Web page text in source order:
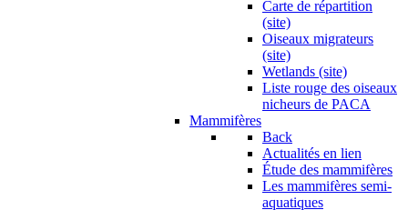
Carte de répartition
(site)
Oiseaux migrateurs
(site)
Wetlands (site)
Liste rouge des oiseaux
nicheurs de PACA
Mammifères
Back
Actualités en lien
Étude des mammifères
Les mammifères semi-
aquatiques